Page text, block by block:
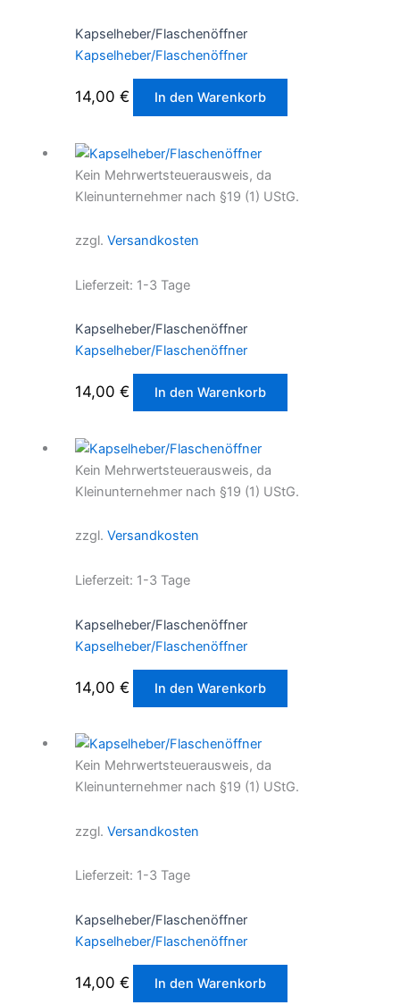
Kapselheber/Flaschenöffner
Kapselheber/Flaschenöffner
14,00 € In den Warenkorb
Kein Mehrwertsteuerausweis, da
Kleinunternehmer nach §19 (1) UStG.
zzgl. Versandkosten
Lieferzeit: 1-3 Tage
Kapselheber/Flaschenöffner
Kapselheber/Flaschenöffner
14,00 € In den Warenkorb
Kein Mehrwertsteuerausweis, da
Kleinunternehmer nach §19 (1) UStG.
zzgl. Versandkosten
Lieferzeit: 1-3 Tage
Kapselheber/Flaschenöffner
Kapselheber/Flaschenöffner
14,00 € In den Warenkorb
Kein Mehrwertsteuerausweis, da
Kleinunternehmer nach §19 (1) UStG.
zzgl. Versandkosten
Lieferzeit: 1-3 Tage
Kapselheber/Flaschenöffner
Kapselheber/Flaschenöffner
14,00 € In den Warenkorb